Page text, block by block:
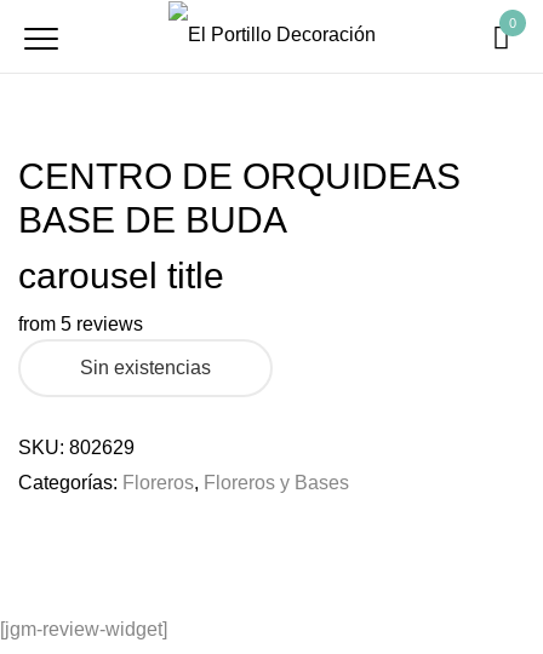
0
CENTRO DE ORQUIDEAS
BASE DE BUDA
carousel title
from 5 reviews
Sin existencias
SKU: 802629
Categorías: Floreros, Floreros y Bases
[jgm-review-widget]